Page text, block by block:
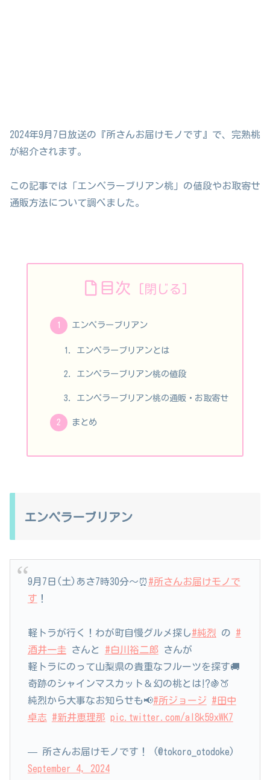
2024年9月7日放送の『所さんお届けモノです』で、完熟桃
が紹介されます。
この記事では「エンペラーブリアン桃」の値段やお取寄せ
通販方法について調べました。
目次
エンペラーブリアン
エンペラーブリアンとは
エンペラーブリアン桃の値段
エンペラーブリアン桃の通販・お取寄せ
まとめ
エンペラーブリアン
9月7日(土)あさ7時30分～⏰ #所さんお届けモノで
す ！
軽トラが行く！わが町自慢グルメ探し#純烈 の #
酒井一圭さんと #白川裕二郎さんが
軽トラにのって山梨県の貴重なフルーツを探す🚚
奇跡のシャインマスカット＆幻の桃とは⁉🍇🍑
純烈から大事なお知らせも📢#所ジョージ
#田中
卓志
#新井恵理那 pic.twitter.com/aI8k59xWK7
— 所さんお届けモノです！ (@tokoro_otodoke)
September 4, 2024